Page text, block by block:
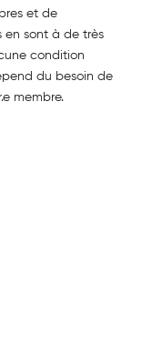
et de
en sont à de très
condition
du besoin de
membre.